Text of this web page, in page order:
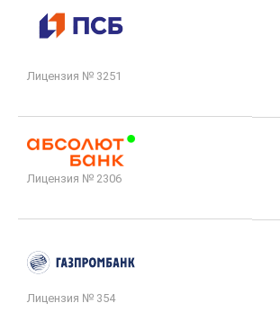
Лицензия № 3251
Лицензия № 2306
Лицензия № 354